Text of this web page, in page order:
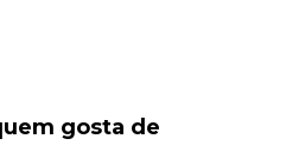
gosta de